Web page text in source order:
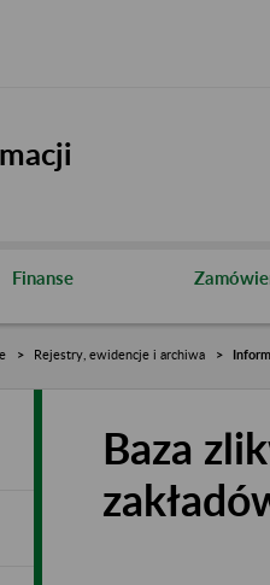
Finanse
Rejestry, ewidencje i archiwa
Baza